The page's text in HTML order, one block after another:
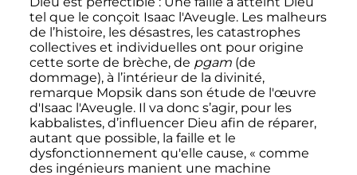
tel que le conçoit Isaac l'Aveugle. Les malheurs
de l’histoire, les désastres, les catastrophes
collectives et individuelles ont pour origine
cette sorte de brèche, de pgam(de
dommage), à l’intérieur de la divinité,
remarque Mopsik dans son étude de l'œuvre
d'Isaac l'Aveugle. Il va donc s’agir, pour les
kabbalistes, d’influencer Dieu afin de réparer,
autant que possible, la faille et le
dysfonctionnement qu'elle cause, « comme
des ingénieurs manient une machine